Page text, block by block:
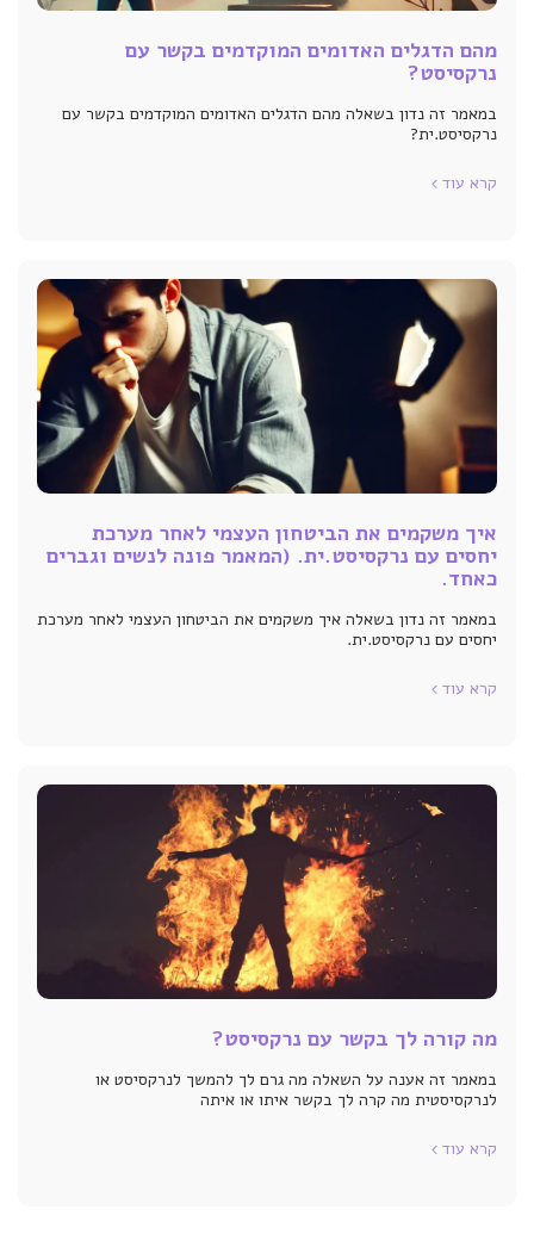
מהם הדגלים האדומים המוקדמים בקשר עם
נרקסיסט?
במאמר זה נדון בשאלה מהם הדגלים האדומים המוקדמים בקשר עם
נרקסיסט.ית?
קרא עוד
איך משקמים את הביטחון העצמי לאחר מערכת
יחסים עם נרקסיסט.ית. (המאמר פונה לנשים וגברים
כאחד.
במאמר זה נדון בשאלה איך משקמים את הביטחון העצמי לאחר מערכת
יחסים עם נרקסיסט.ית.
קרא עוד
מה קורה לך בקשר עם נרקסיסט?
במאמר זה אענה על השאלה מה גרם לך להמשך לנרקסיסט או
לנרקסיסטית מה קרה לך בקשר איתו או איתה
קרא עוד